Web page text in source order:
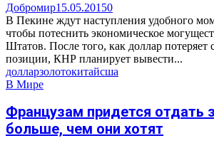
Добромир15.05.20150
В Пекине ждут наступления удобного
чтобы потеснить экономическое
Штатов. После того, как доллар
позиции, КНР планирует вывести...
долларзолотокитайсша
В Мире
Французам придется отдать
больше, чем они хотят